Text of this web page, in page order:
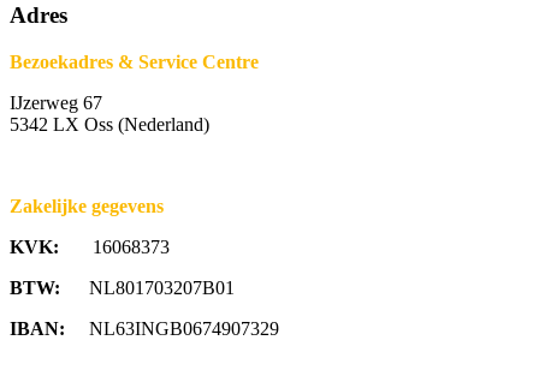
Adres
Bezoekadres & Service Centre
IJzerweg 67
5342 LX Oss (Nederland)
Zakelijke gegevens
KVK: 16068373
BTW: NL801703207B01
IBAN: NL63INGB0674907329